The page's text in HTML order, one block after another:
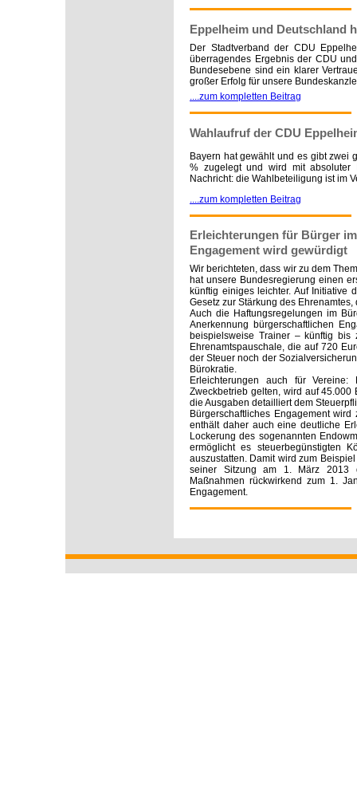
Eppelheim und Deutschland
Der Stadtverband der CDU
überragendes Ergebnis der CDU
Bundesebene sind ein klarer
großer Erfolg für unsere
....zum kompletten Beitrag
Wahlaufruf der CDU
Bayern hat gewählt und es gibt zwei
% zugelegt und wird mit absoluter
Nachricht: die Wahlbeteiligung ist im
....zum kompletten Beitrag
Erleichterungen für Bürger
Engagement wird gewürdigt
Wir berichteten, dass wir zu dem
hat unsere Bundesregierung einen
künftig einiges leichter. Auf Initiative
Gesetz zur Stärkung des
Auch die Haftungsregelungen im
Anerkennung bürgerschaftlichen
beispielsweise Trainer – künftig bis
Ehrenamtspauschale, die auf 720
der Steuer noch der
Bürokratie.
Erleichterungen auch für
Zweckbetrieb gelten, wird auf
die Ausgaben detailliert dem
Bürgerschaftliches Engagement
enthält daher auch eine deutliche
Lockerung des sogenannten
ermöglicht es steuerbegünstigten
auszustatten. Damit wird zum
seiner Sitzung am 1. März 2013
Maßnahmen rückwirkend zum 1.
Engagement.